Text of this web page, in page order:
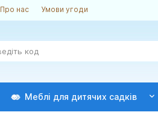
Про нас Умови угоди
Меблі для дитячих садків